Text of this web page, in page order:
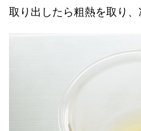
取り出したら粗熱を取り、